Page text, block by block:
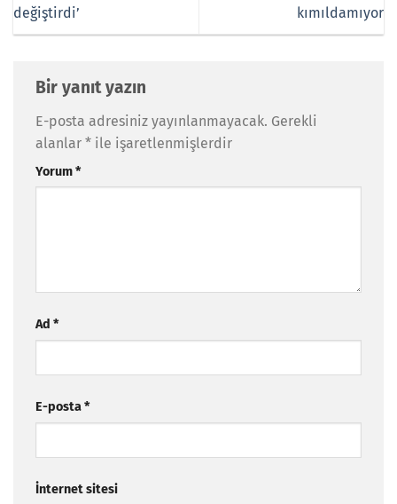
değiştirdi’
kımıldamıyor
Bir yanıt yazın
E-posta adresiniz yayınlanmayacak. Gerekli
alanlar * ile işaretlenmişlerdir
Yorum*
Ad *
E-posta*
İnternet sitesi